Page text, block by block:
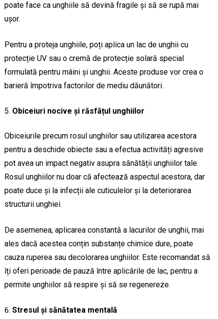
poate face ca unghiile să devină fragile și să se rupă mai
ușor.
Pentru a proteja unghiile, poți aplica un lac de unghii cu
protecție UV sau o cremă de protecție solară special
formulată pentru mâini și unghii. Aceste produse vor crea o
barieră împotriva factorilor de mediu dăunători.
Obiceiuri nocive și răsfățul unghiilor
Obiceiurile precum rosul unghiilor sau utilizarea acestora
pentru a deschide obiecte sau a efectua activități agresive
pot avea un impact negativ asupra sănătății unghiilor tale.
Rosul unghiilor nu doar că afectează aspectul acestora, dar
poate duce și la infecții ale cuticulelor și la deteriorarea
structurii unghiei.
De asemenea, aplicarea constantă a lacurilor de unghii, mai
ales dacă acestea conțin substanțe chimice dure, poate
cauza ruperea sau decolorarea unghiilor. Este recomandat să
îți oferi perioade de pauză între aplicările de lac, pentru a
permite unghiilor să respire și să se regenereze.
Stresul și sănătatea mentală